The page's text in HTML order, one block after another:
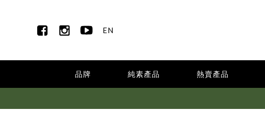
EN
品牌 純素產品 熱賣產品